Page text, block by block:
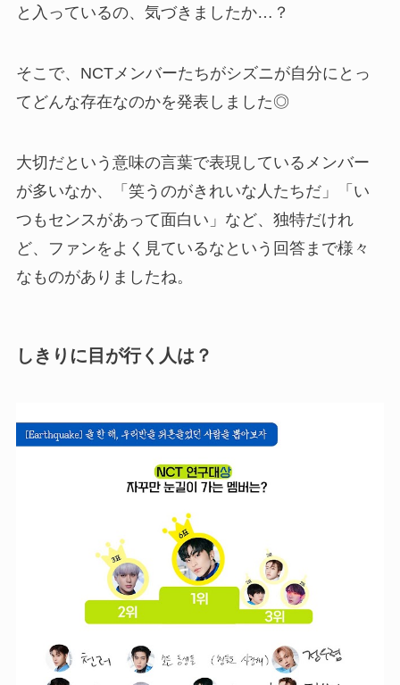
と入っているの、気づきましたか…？
そこで、NCTメンバーたちがシズニが自分にとっ
てどんな存在なのかを発表しました◎
大切だという意味の言葉で表現しているメンバー
が多いなか、「笑うのがきれいな人たちだ」「い
つもセンスがあって面白い」など、独特だけれ
ど、ファンをよく見ているなという回答まで様々
なものがありましたね。
しきりに目が行く人は？